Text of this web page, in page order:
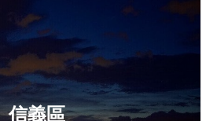
信義區